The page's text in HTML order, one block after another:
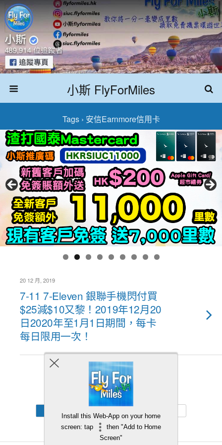
小斯 FlyForMiles
Tags › 安信Earnmore信用卡
20 12 月, 2019
7-11 7-Eleven 銀聯手機閃付買
$25減$10又黎！2019年12月20
日2020年至1月1日期間，每卡
每日限用一次！
Back to top
Install this Web-App on your home
screen: tap
then "Add to Home
Screen"